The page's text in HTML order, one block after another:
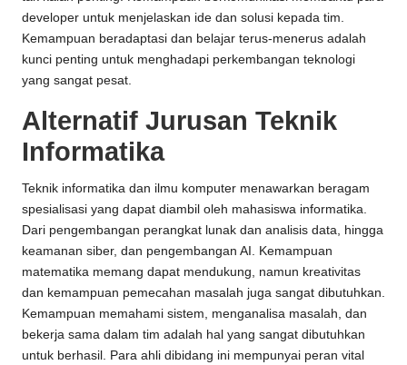
developer untuk menjelaskan ide dan solusi kepada tim.
Kemampuan beradaptasi dan belajar terus-menerus adalah
kunci penting untuk menghadapi perkembangan teknologi
yang sangat pesat.
Alternatif Jurusan Teknik
Informatika
Teknik informatika dan ilmu komputer menawarkan beragam
spesialisasi yang dapat diambil oleh mahasiswa informatika.
Dari pengembangan perangkat lunak dan analisis data, hingga
keamanan siber, dan pengembangan AI. Kemampuan
matematika memang dapat mendukung, namun kreativitas
dan kemampuan pemecahan masalah juga sangat dibutuhkan.
Kemampuan memahami sistem, menganalisa masalah, dan
bekerja sama dalam tim adalah hal yang sangat dibutuhkan
untuk berhasil. Para ahli dibidang ini mempunyai peran vital